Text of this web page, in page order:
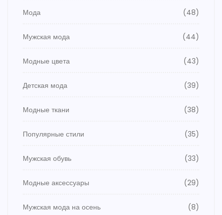
Мода (48)
Мужская мода (44)
Модные цвета (43)
Детская мода (39)
Модные ткани (38)
Популярные стили (35)
Мужская обувь (33)
Модные аксессуары (29)
Мужская мода на осень (8)